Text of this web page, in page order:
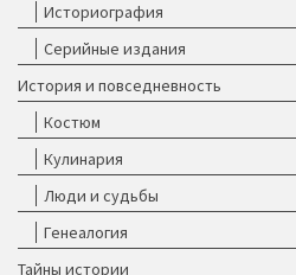
Историография
Серийные издания
История и повседневность
Костюм
Кулинария
Люди и судьбы
Генеалогия
Тайны истории